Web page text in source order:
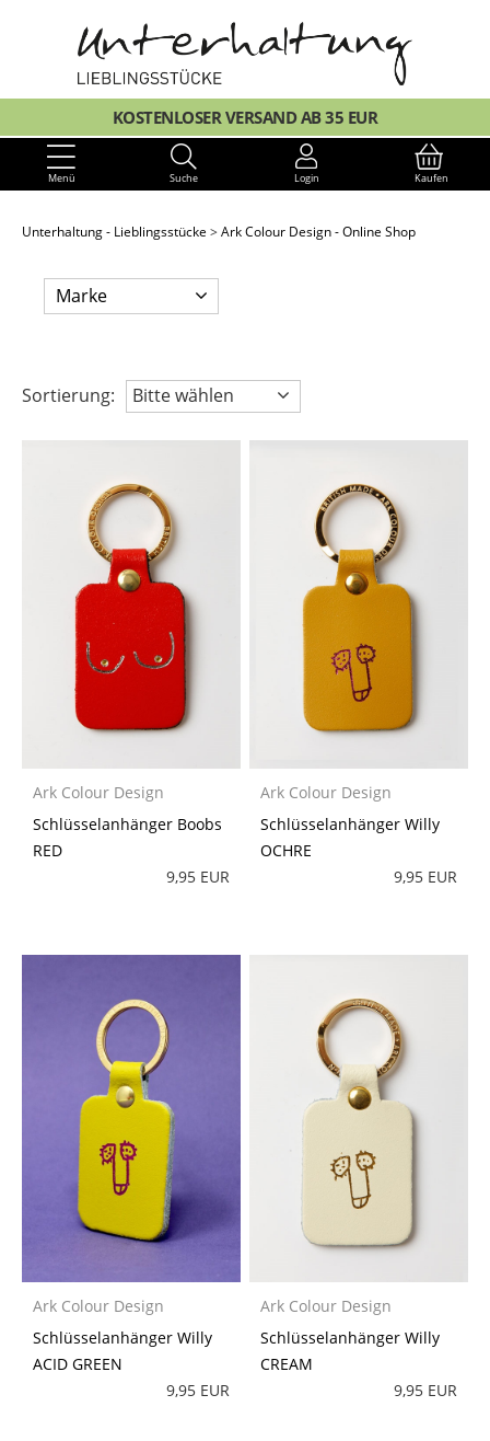
KOSTENLOSER VERSAND AB 35 EUR
Menü Suche Login Kaufen
Unterhaltung - Lieblingsstücke Ark Colour Design - Online Shop
Marke
Sortierung: Bitte wählen
Ark Colour Design
Schlüsselanhänger Boobs
RED
9,95 EUR
Ark Colour Design
Schlüsselanhänger Willy
OCHRE
9,95 EUR
Ark Colour Design
Schlüsselanhänger Willy
ACID GREEN
9,95 EUR
Ark Colour Design
Schlüsselanhänger Willy
CREAM
9,95 EUR